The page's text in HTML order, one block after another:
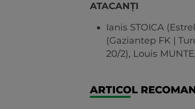
ATACANȚI
Ianis STOICA
(Gaziantep FK |
20/2), Louis
ARTICOL